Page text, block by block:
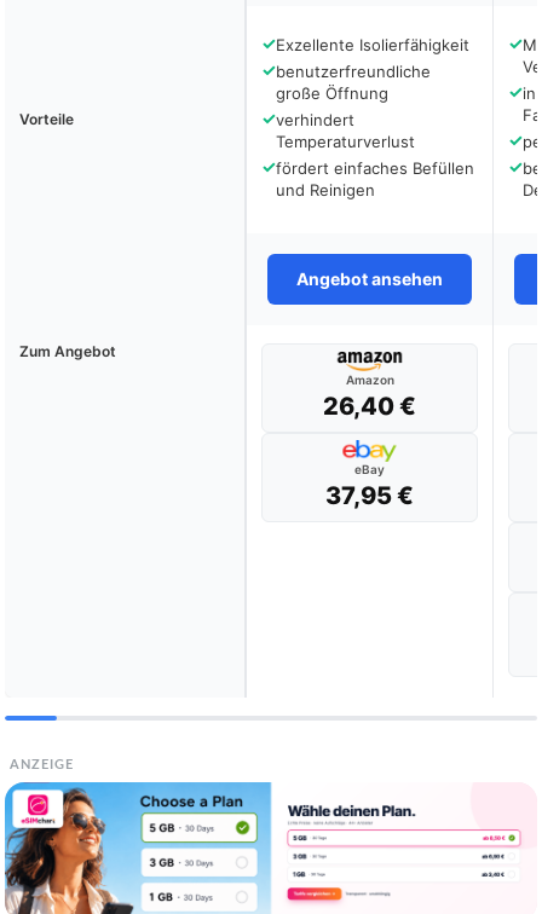
Vorteile
✓Exzellente Isolierfähigkeit
✓benutzerfreundliche
große Öffnung
✓verhindert
Temperaturverlust
✓fördert einfaches Befüllen
und Reinigen
✓
✓in
✓
✓
Angebot ansehen
Zum Angebot
Amazon
26,40 €
eBay
37,95 €
ANZEIGE